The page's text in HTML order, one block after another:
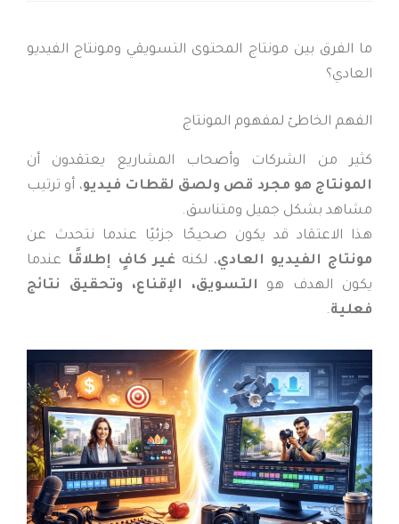
ما الفرق بين مونتاج المحتوى التسويقي ومونتاج الفيديو
العادي؟
الفهم الخاطئ لمفهوم المونتاج
كثير من الشركات وأصحاب المشاريع يعتقدون أن
المونتاج هو مجرد قص ولصق لقطات فيديو، أو ترتيب
مشاهد بشكل جميل ومتناسق.
هذا الاعتقاد قد يكون صحيحًا جزئيًا عندما نتحدث عن
مونتاج الفيديو العادي، لكنهغير كافٍ إطلاقًاعندما
يكون الهدف هوالتسويق، الإقناع، وتحقيق نتائج
فعلية.